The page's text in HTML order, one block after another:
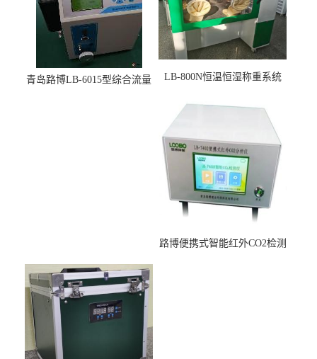
青岛路博LB-6015型综合流量
LB-800N恒温恒湿称重系统
路博便携式智能红外CO2检测